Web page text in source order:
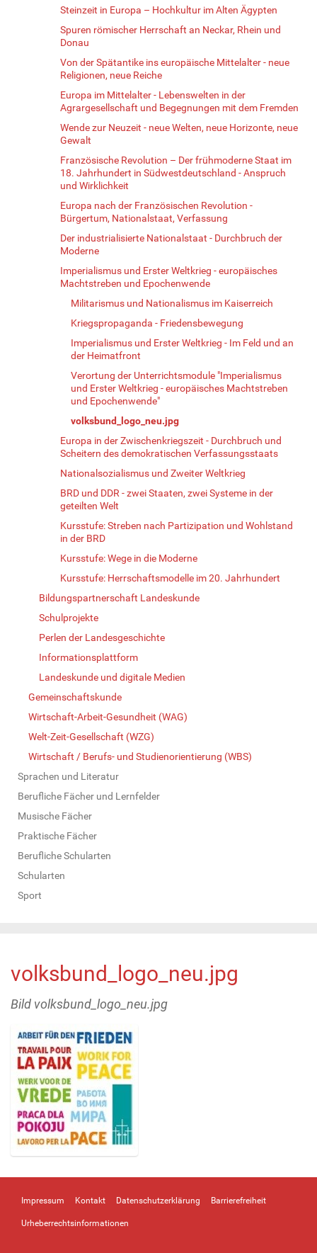
Steinzeit in Europa – Hochkultur im Alten Ägypten
Spuren römischer Herrschaft an Neckar, Rhein und
Donau
Von der Spätantike ins europäische Mittelalter - neue
Religionen, neue Reiche
Europa im Mittelalter - Lebenswelten in der
Agrargesellschaft und Begegnungen mit dem Fremden
Wende zur Neuzeit - neue Welten, neue Horizonte, neue
Gewalt
Französische Revolution – Der frühmoderne Staat im
18. Jahrhundert in Südwestdeutschland - Anspruch
und Wirklichkeit
Europa nach der Französischen Revolution -
Bürgertum, Nationalstaat, Verfassung
Der industrialisierte Nationalstaat - Durchbruch der
Moderne
Imperialismus und Erster Weltkrieg - europäisches
Machtstreben und Epochenwende
Militarismus und Nationalismus im Kaiserreich
Kriegspropaganda - Friedensbewegung
Imperialismus und Erster Weltkrieg - Im Feld und an
der Heimatfront
Verortung der Unterrichtsmodule "Imperialismus
und Erster Weltkrieg - europäisches Machtstreben
und Epochenwende"
volksbund_logo_neu.jpg
Europa in der Zwischenkriegszeit - Durchbruch und
Scheitern des demokratischen Verfassungsstaats
Nationalsozialismus und Zweiter Weltkrieg
BRD und DDR - zwei Staaten, zwei Systeme in der
geteilten Welt
Kursstufe: Streben nach Partizipation und Wohlstand
in der BRD
Kursstufe: Wege in die Moderne
Kursstufe: Herrschaftsmodelle im 20. Jahrhundert
Bildungspartnerschaft Landeskunde
Schulprojekte
Perlen der Landesgeschichte
Informationsplattform
Landeskunde und digitale Medien
Gemeinschaftskunde
Wirtschaft-Arbeit-Gesundheit (WAG)
Welt-Zeit-Gesellschaft (WZG)
Wirtschaft / Berufs- und Studienorientierung (WBS)
Sprachen und Literatur
Berufliche Fächer und Lernfelder
Musische Fächer
Praktische Fächer
Berufliche Schularten
Schularten
Sport
volksbund_logo_neu.jpg
Bild volksbund_logo_neu.jpg
e
g
e
Impressum Kontakt Datenschutzerklärung Barrierefreiheit
Urheberrechtsinformationen